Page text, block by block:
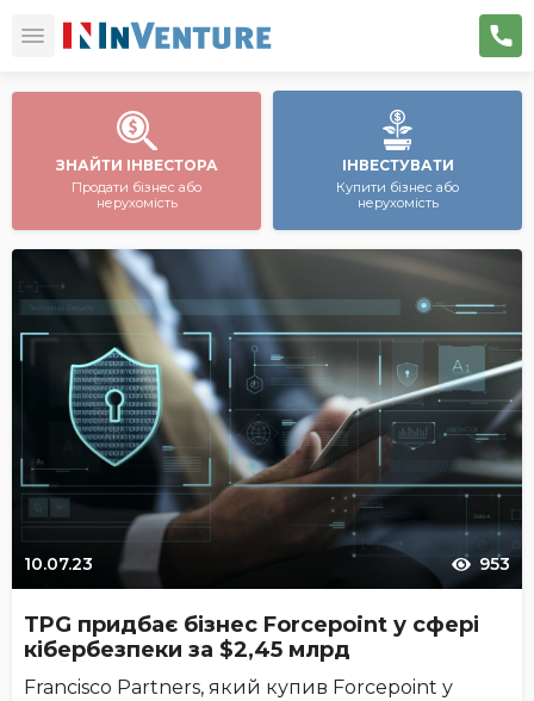
ЗНАЙТИ ІНВЕСТОРА
Продати бізнес або
нерухомість
ІНВЕСТУВАТИ
Купити бізнес або
нерухомість
10.07.23 953
TPG придбає бізнес Forcepoint у сфері
кібербезпеки за $2,45 млрд
Francisco Partners, який купив Forcepoint у